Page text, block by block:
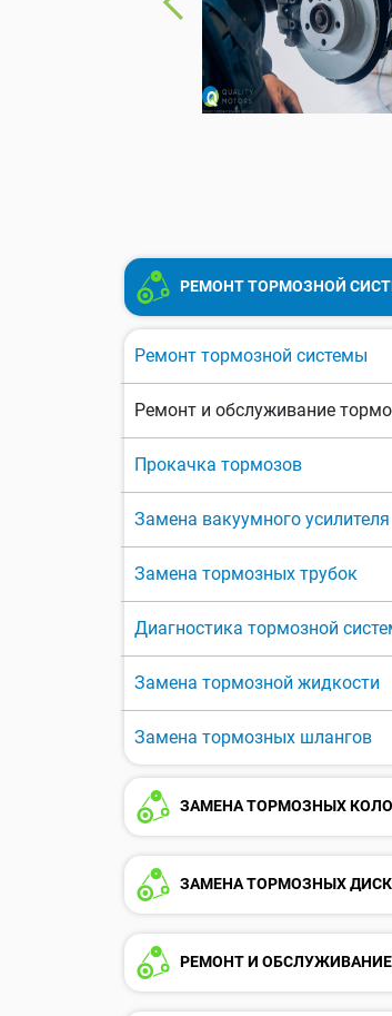
РЕМОНТ ТОРМОЗНОЙ
Ремонт тормозной системы
Ремонт и обслуживание
Прокачка тормозов
Замена вакуумного усилителя
Замена тормозных трубок
Диагностика тормозной
Замена тормозной жидкости
Замена тормозных шлангов
ЗАМЕНА ТОРМОЗНЫХ
ЗАМЕНА ТОРМОЗНЫХ
РЕМОНТ И